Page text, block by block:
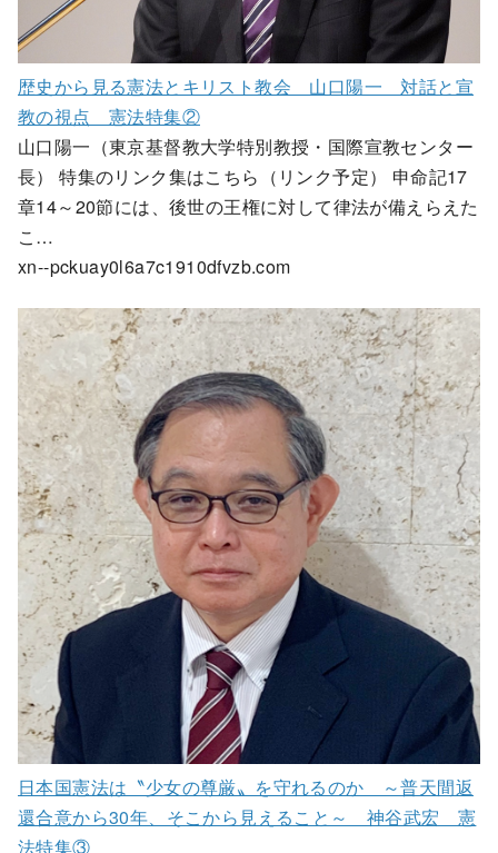
歴史から見る憲法とキリスト教会 山口陽一 対話と宣
教の視点 憲法特集②
山口陽一（東京基督教大学特別教授・国際宣教センター
長） 特集のリンク集はこちら（リンク予定） 申命記17
章14～20節には、後世の王権に対して律法が備えらえた
こ…
xn--pckuay0l6a7c1910dfvzb.com
日本国憲法は〝少女の尊厳〟を守れるのか ～普天間返
還合意から30年、そこから見えること～ 神谷武宏 憲
法特集③